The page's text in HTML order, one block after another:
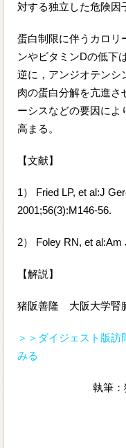
対する独立した危険因
蛋白制限に伴うカロリ
ンやビタミンDの低下
逆に，アンジオテン
肉の蛋白分解を亢進さ
ーシスなどの要因によ
高まる。
【文献】
1） Fried LP, et al:J
2001;56(3):M146-56.
2） Foley RN, et al:Am
【解説】
猪阪善隆 大阪大学腎
＞＞ダイジェスト版
みる
執筆：